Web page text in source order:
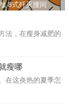
8式歼灭腰间
法，在瘦身减肥的
瘦哪
在这炎热的夏季怎